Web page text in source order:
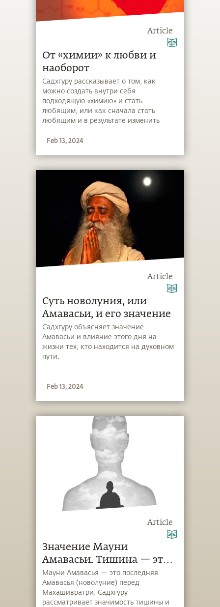
Article
От «химии» к любви и
наоборот
Садхгуру рассказывает о том, как
можно создать внутри себя
подходящую «химию» и стать
любящим, или как сначала стать
любящим и в результате изменить
Feb 13, 2024
Article
Суть новолуния, или
Амавасьи, и его значение
Садхгуру объясняет значение
Амавасьи и влияние этого дня на
жизни тех, кто находится на духовном
пути.
Feb 13, 2024
Article
Значение Мауни
Амавасьи. Тишина — это
Путь
Мауни Амавасья — это последняя
Амавасья (новолуние) перед
Махашивратри. Садхгуру
рассматривает значимость тишины и